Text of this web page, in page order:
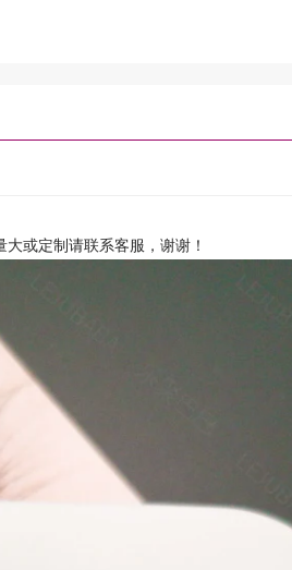
或定制请联系客服，谢谢！